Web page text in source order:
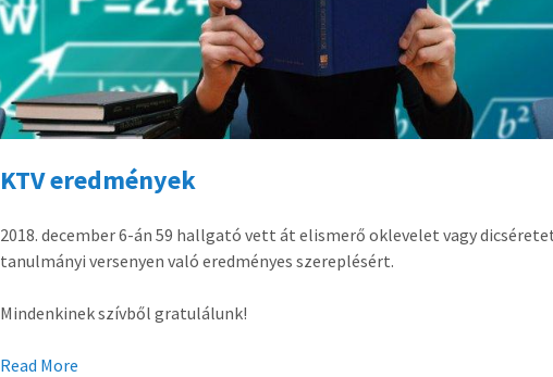
KTV eredmények
2018. december 6-án 59 hallgató vett át elismerő oklevelet vagy
tanulmányi versenyen való eredményes szereplésért.
Mindenkinek szívből gratulálunk!
Read More